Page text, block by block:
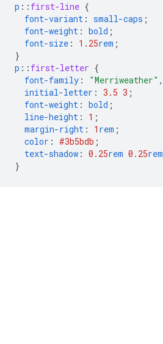
p :: first-line {
font-variant : small-caps ;
font-weight : bold ;
font-size : 1.25rem ;
}
p :: first-letter {
font-family : "Merriweather" ,
initial-letter : 3.5 3 ;
font-weight : bold ;
line-height : 1 ;
margin-right : 1 rem ;
color : #3b5bdb ;
text-shadow : 0.25rem 0.25rem
}